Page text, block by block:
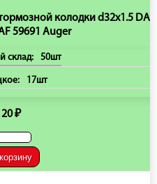
колодки d32х1.5 DAF
59691 Auger
склад: 50шт
17шт
20 ₽